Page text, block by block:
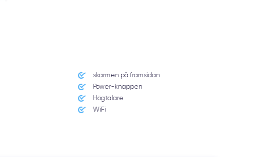
skärmen på framsidan
Power-knappen
Högtalare
WiFi